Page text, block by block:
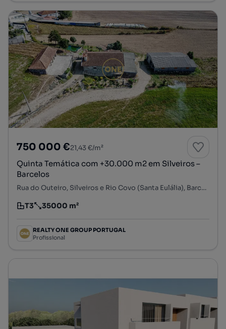
750 000 €21,43 €/m²
Quinta Temática com +30.000 m2 em Silveiros –
Barcelos
Rua do Outeiro, Silveiros e Rio Covo (Santa Eulália), Barcelos, Braga
Tipologia
T3
Preço por metro quadrado
35000 m²
REALTY ONE GROUP PORTUGAL
Profissional